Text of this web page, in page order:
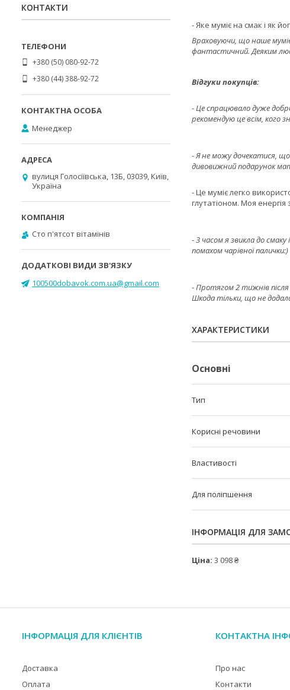
- Яке муміє на смак і як
Враховуючи, що наше
фантастичний. Деяким
Відгуки покупців:
- Це спрацювало дуже
рекомендую це всім, кого
-Я не можу дочекатися,
дивовижний подарунок
- Це муміє легко
глутатіоном. Моя енергія
-З часом я звикла до
помахом чарівної палички:)
-Протягом 2 тижнів після
Шкода тільки, що не
ХАРАКТЕРИСТИКИ
Основні
Тип
Корисні речовини
Властивості
Для поліпшення
ІНФОРМАЦІЯ ДЛЯ
Ціна: 3 098 ₴
КОНТАКТИ
+380 (50) 080-92-72
+380 (44) 388-92-72
Менеджер
вулиця Голосіївська, 13Б, 03039, Київ,
Україна
Cто п'ятсот вітамінів
100500dobavok.com.ua@gmail.com
ІНФОРМАЦІЯ ДЛЯ КЛІЄНТІВ
Доставка
Оплата
КОНТАКТНА
Про нас
Контакти